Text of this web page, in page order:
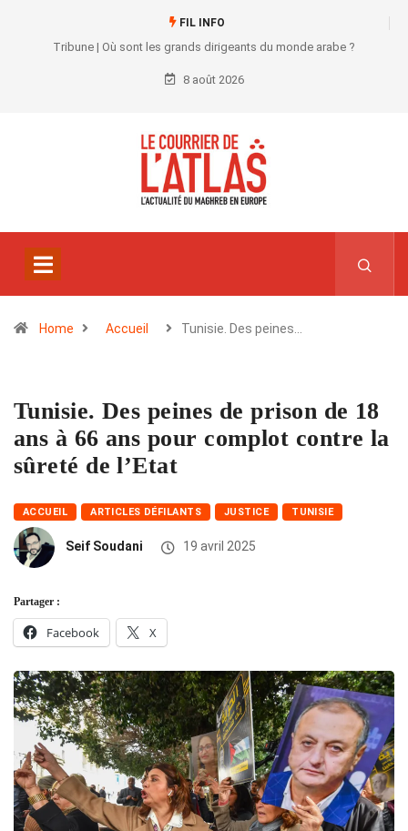
FIL INFO
Tribune | Où sont les grands dirigeants du monde arabe ?
8 août 2026
Home Accueil Tunisie. Des peines…
Tunisie. Des peines de prison de 18
ans à 66 ans pour complot contre la
sûreté de l’Etat
ACCUEIL ARTICLES DÉFILANTS JUSTICE TUNISIE
Seif Soudani 19 avril 2025
Partager :
Facebook X